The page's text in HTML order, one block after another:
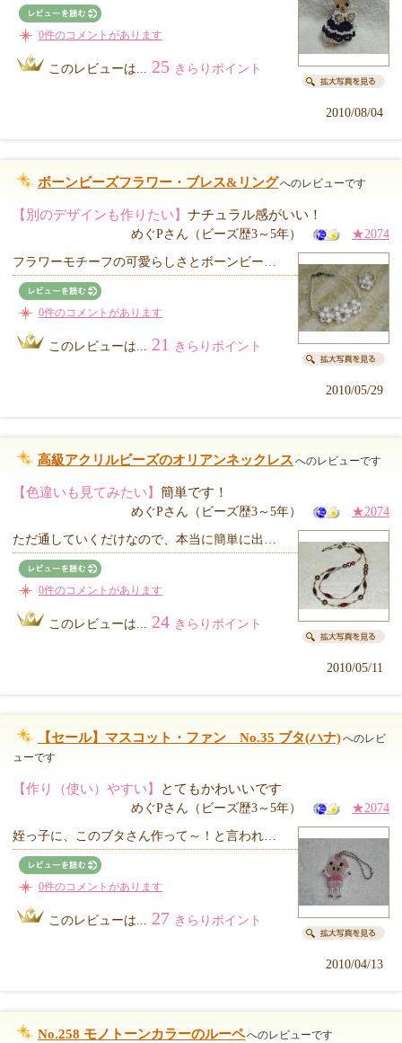
0件のコメントがあります
このレビューは... 25 きらりポイント
2010/08/04
ボーンビーズフラワー・ブレス&リングへのレビューです
【別のデザインも作りたい】 ナチュラル感がいい！
めぐPさん（ビーズ歴3～5年） ★2074
フラワーモチーフの可愛らしさとボーンビー…
0件のコメントがあります
このレビューは... 21 きらりポイント
2010/05/29
高級アクリルビーズのオリアンネックレス へのレビューです
【色違いも見てみたい】 簡単です！
めぐPさん（ビーズ歴3～5年） ★2074
ただ通していくだけなので、本当に簡単に出…
0件のコメントがあります
このレビューは... 24 きらりポイント
2010/05/11
【セール】マスコット・ファン No.35 ブタ(ハナ)へのレビ
ューです
【作り（使い）やすい】 とてもかわいいです
めぐPさん（ビーズ歴3～5年） ★2074
姪っ子に、このブタさん作って～！と言われ…
0件のコメントがあります
このレビューは... 27 きらりポイント
2010/04/13
No.258 モノトーンカラーのルーペへのレビューです